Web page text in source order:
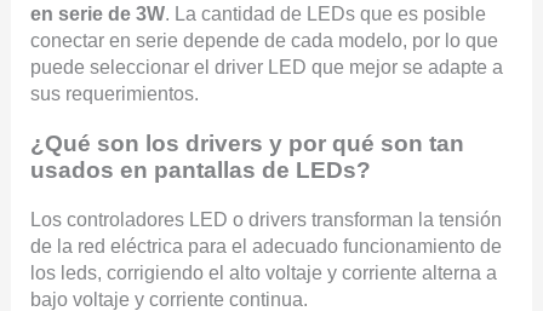
en serie de 3W. La cantidad de LEDs que es posible
conectar en serie depende de cada modelo, por lo que
puede seleccionar el driver LED que mejor se adapte a
sus requerimientos.
¿Qué son los drivers y por qué son tan
usados en pantallas de LEDs?
Los controladores LED o drivers transforman la tensión
de la red eléctrica para el adecuado funcionamiento de
los leds, corrigiendo el alto voltaje y corriente alterna a
bajo voltaje y corriente continua.